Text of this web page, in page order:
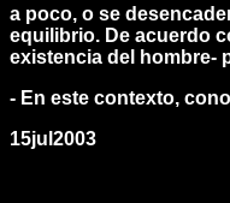
a poco, o se
equilibrio. De acuerdo
existencia del hombre-
- En este contexto,
15jul2003